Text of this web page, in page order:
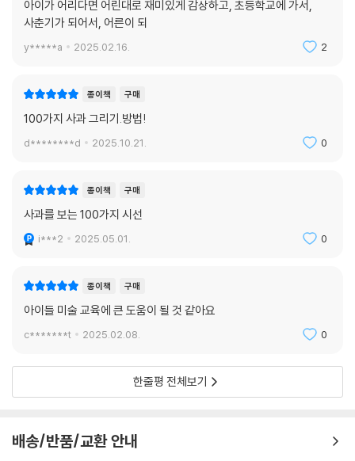
아이가 어리다면 어린대로 재미있게 감상하고, 초등학교에 가서,
사춘기가 되어서, 어른이 되
y*****a 2025.02.16. 2
종이책 구매
100가지 사과 그리기.방법!
d********d 2025.10.21. 0
종이책 구매
사과를 보는 100가지 시선
i***2 2025.05.01. 0
종이책 구매
아이들 미술 교육에 큰 도움이 될 것 같아요
c*******t 2025.02.08. 0
한줄평 전체보기
배송/반품/교환 안내